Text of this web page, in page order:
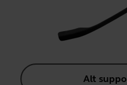
Alt